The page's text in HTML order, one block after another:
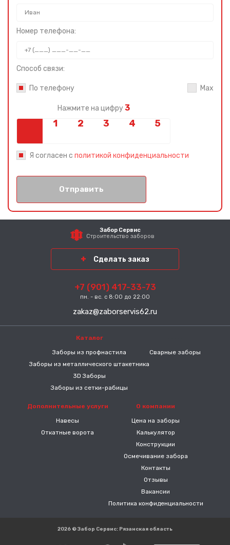
Номер телефона:
Способ связи:
По телефону Max
Нажмите на цифру 3
Я согласен с политикой конфиденциальности
Отправить
Забор Сервис
Строительство заборов
Сделать заказ
+7 (901) 417-33-73
пн. - вс. с 8:00 до 22:00
zakaz@zaborservis62.ru
Каталог
Заборы из профнастила
Заборы из металлического штакетника
3D Заборы
Заборы из сетки-рабицы
Сварные заборы
Дополнительные услуги
Навесы
Откатные ворота
О компании
Цена на заборы
Калькулятор
Конструкции
Осмечивание забора
Контакты
Отзывы
Вакансии
Политика конфиденциальности
2026 © Забор Сервис: Рязанская область